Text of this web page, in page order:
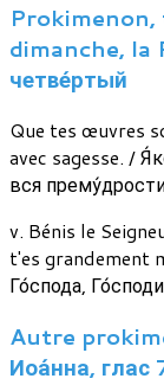
dimanche, la
четве́ртый
Que tes œuvres
avec sagesse. /
вся
v. Bénis le
t'es grandement
Го́спода,
Autre
Иоа́нна, глас